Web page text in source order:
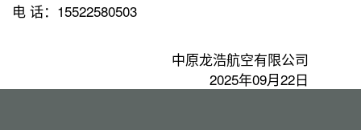
电 话：15522580503
中原龙浩航空有限公司
2025年09月22日